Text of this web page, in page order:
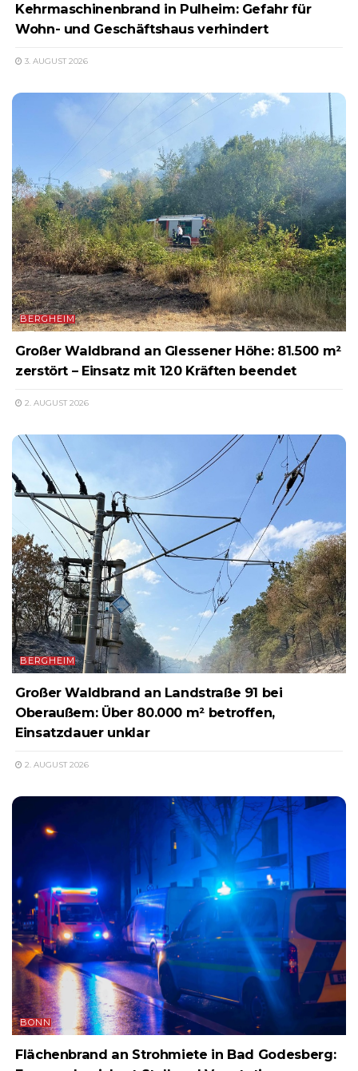
Kehrmaschinenbrand in Pulheim: Gefahr für
Wohn- und Geschäftshaus verhindert
3. AUGUST 2026
BERGHEIM
Großer Waldbrand an Glessener Höhe: 81.500 m²
zerstört – Einsatz mit 120 Kräften beendet
2. AUGUST 2026
BERGHEIM
Großer Waldbrand an Landstraße 91 bei
Oberaußem: Über 80.000 m² betroffen,
Einsatzdauer unklar
2. AUGUST 2026
BONN
Flächenbrand an Strohmiete in Bad Godesberg: